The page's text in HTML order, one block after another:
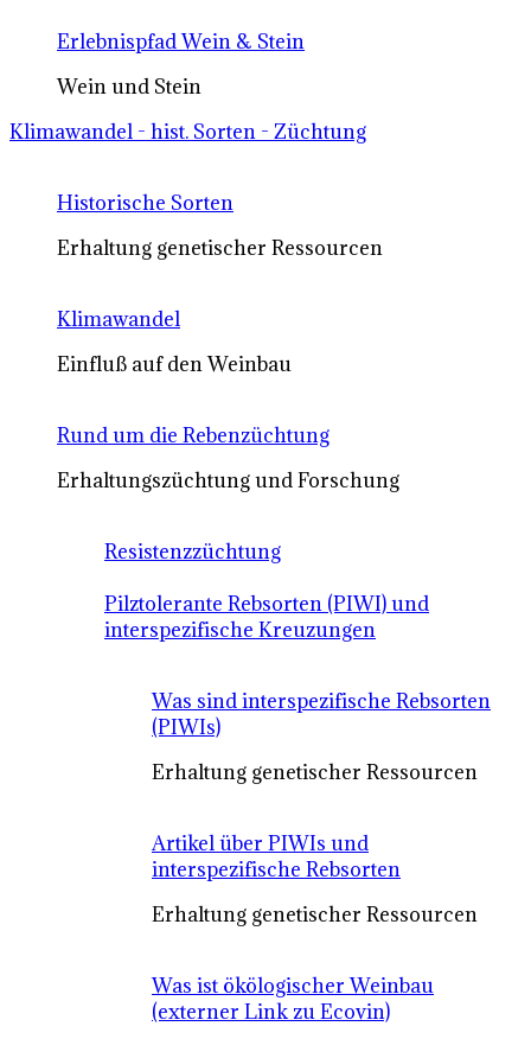
Erlebnispfad Wein & Stein
Wein und Stein
Klimawandel - hist. Sorten - Züchtung
Historische Sorten
Erhaltung genetischer Ressourcen
Klimawandel
Einfluß auf den Weinbau
Rund um die Rebenzüchtung
Erhaltungszüchtung und Forschung
Resistenzzüchtung
Pilztolerante Rebsorten (PIWI) und
interspezifische Kreuzungen
Was sind interspezifische Rebsorten
(PIWIs)
Erhaltung genetischer Ressourcen
Artikel über PIWIs und
interspezifische Rebsorten
Erhaltung genetischer Ressourcen
Was ist ökölogischer Weinbau
(externer Link zu Ecovin)